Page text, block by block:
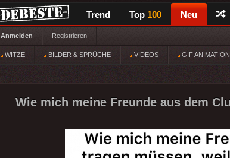
Trend Top 100 Neu
Anmelden Registrieren
WITZE BILDER & SPRÜCHE VIDEOS GIF
Wie mich meine Freunde aus dem